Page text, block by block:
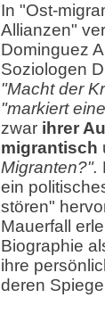
In "Ost-
Allianzen"
Dominguez
Soziologen
"Macht der
"markiert
zwar ihrer
migrantisch
Migranten?".
ein
stören"
Mauerfall
Biographie
ihre
deren